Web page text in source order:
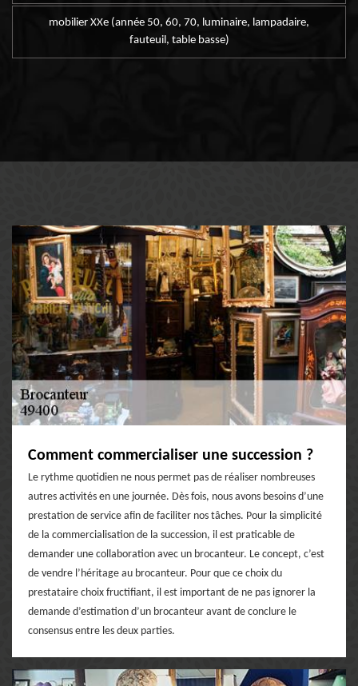
mobilier XXe (année 50, 60, 70, luminaire, lampadaire,
fauteuil, table basse)
Comment commercialiser une succession ?
Le rythme quotidien ne nous permet pas de réaliser nombreuses
autres activités en une journée. Dès fois, nous avons besoins d’une
prestation de service afin de faciliter nos tâches. Pour la simplicité
de la commercialisation de la succession, il est praticable de
demander une collaboration avec un brocanteur. Le concept, c’est
de vendre l’héritage au brocanteur. Pour que ce choix du
prestataire choix fructifiant, il est important de ne pas ignorer la
demande d’estimation d’un brocanteur avant de conclure le
consensus entre les deux parties.